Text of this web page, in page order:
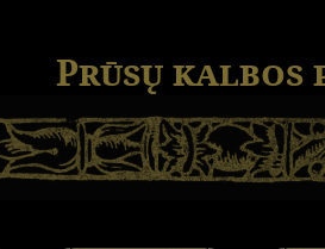
Prūsų kalbos